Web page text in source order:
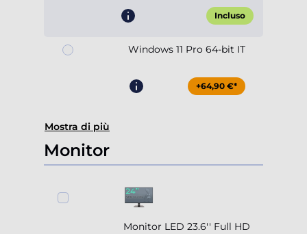
Incluso
Windows 11 Pro 64-bit IT
+64,90 €*
Mostra di più
Monitor
Monitor LED 23.6'' Full HD